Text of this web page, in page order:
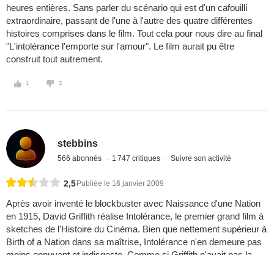
heures entières. Sans parler du scénario qui est d'un cafouilli
extraordinaire, passant de l'une à l'autre des quatre différentes
histoires comprises dans le film. Tout cela pour nous dire au final
"L'intolérance l'emporte sur l'amour". Le film aurait pu être
construit tout autrement.
1 2
stebbins
566 abonnés 1 747 critiques Suivre son activité
2,5 Publiée le 16 janvier 2009
Après avoir inventé le blockbuster avec Naissance d'une Nation
en 1915, David Griffith réalise Intolérance, le premier grand film à
sketches de l'Histoire du Cinéma. Bien que nettement supérieur à
Birth of a Nation dans sa maîtrise, Intolérance n'en demeure pas